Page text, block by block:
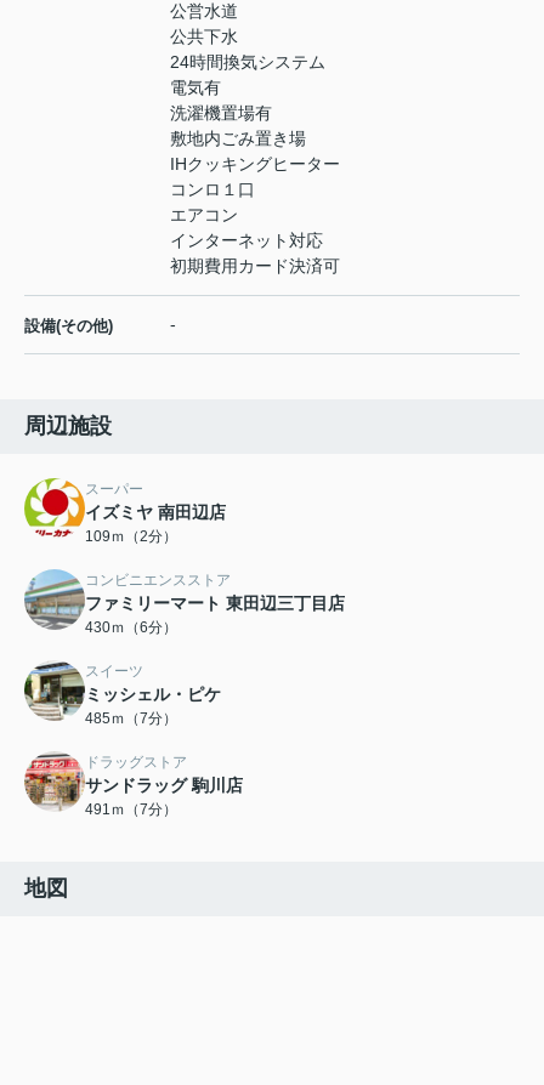
公営水道
公共下水
24時間換気システム
電気有
洗濯機置場有
敷地内ごみ置き場
IHクッキングヒーター
コンロ１口
エアコン
インターネット対応
初期費用カード決済可
設備(その他) -
周辺施設
スーパー
イズミヤ 南田辺店
109ｍ（2分）
コンビニエンスストア
ファミリーマート 東田辺三丁目店
430ｍ（6分）
スイーツ
ミッシェル・ピケ
485ｍ（7分）
ドラッグストア
サンドラッグ 駒川店
491ｍ（7分）
地図